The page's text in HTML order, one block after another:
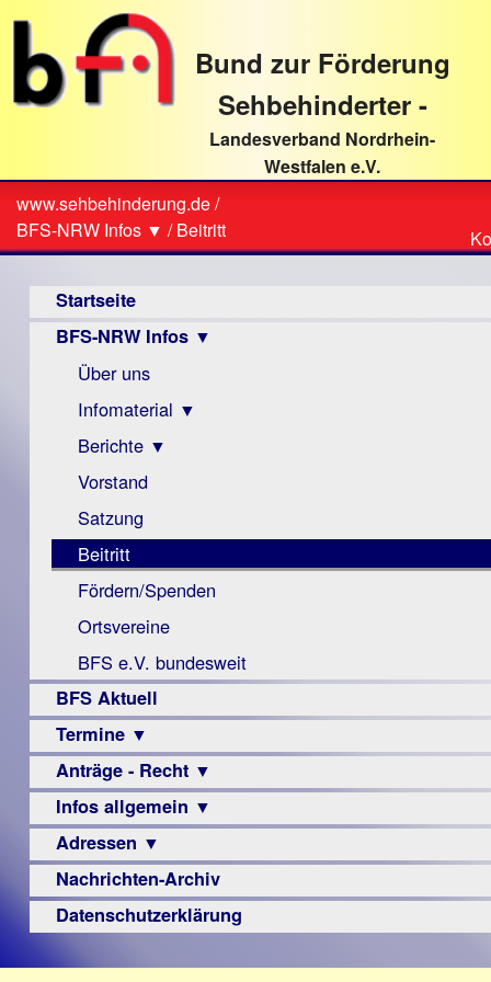
direkt
Textinhalt
Bund zur Förderung
Sehbehinderter -
Landesverband Nordrhein-
Westfalen e.V.
Sie
sind
hier
www.sehbehinderung.de/
BFS-NRW Infos ▼ /Beitritt
Startseite
BFS-NRW Infos ▼
Über uns
Infomaterial ▼
Visus
Zeitschrift
Monokular
Mac
Instagram-
Links
Berichte ▼
Archiv
Berichte
Vorstand
Satzung
Beitritt
Fördern/Spenden
Ortsvereine
BFS e.V. bundesweit
BFS Aktuell
Termine ▼
Veranstaltungsprogramme
Anträge - Recht ▼
Archiv
Urteile
Infos allgemein ▼
Sehbehinderung
Frühförderung
Schule
–
Adressen ▼
Augenoptiker
Berufsbildungswerke
Nachrichten-Archiv
Datenschutzerklärung